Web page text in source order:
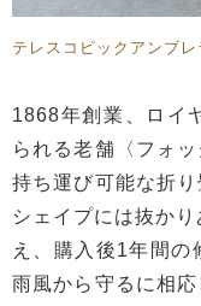
テレスコピックアンブレ
1868年創業、ロイ
られる老舗〈フォ
持ち運び可能な折
シェイプには抜か
え、購入後1年間の
雨風から守るに相